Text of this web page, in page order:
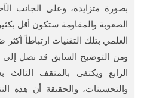
بصورة متزايدة، وعلى الجانب
الصعوبة والمقاومة ستكون أقل
العلمي بتلك التقنيات ارتباطاً أكثر
ومن التوضيح السابق قد نصل إلى
الرابع ويكتفى بالمثقف الثالث
والتحسينات، والحقيقة أن هذه